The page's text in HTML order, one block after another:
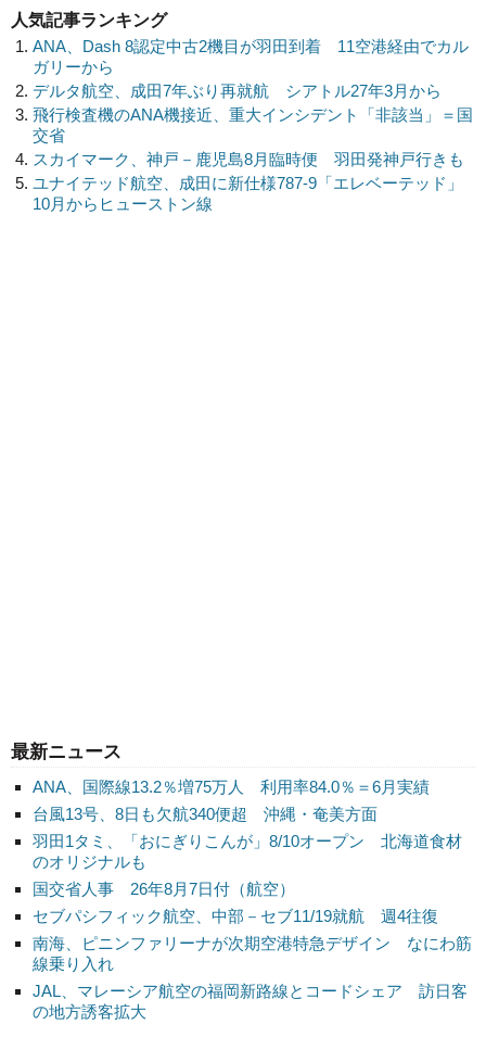
最新ニュース
ANA、国際線13.2％増75万人 利用率84.0％＝6月実績
台風13号、8日も欠航340便超 沖縄・奄美方面
羽田1タミ、「おにぎりこんが」8/10オープン 北海道食材
のオリジナルも
国交省人事 26年8月7日付（航空）
セブパシフィック航空、中部－セブ11/19就航 週4往復
南海、ピニンファリーナが次期空港特急デザイン なにわ筋
線乗り入れ
JAL、マレーシア航空の福岡新路線とコードシェア 訪日客
の地方誘客拡大
人気記事ランキング
ANA、Dash 8認定中古2機目が羽田到着 11空港経由でカル
ガリーから
デルタ航空、成田7年ぶり再就航 シアトル27年3月から
飛行検査機のANA機接近、重大インシデント「非該当」＝国
交省
スカイマーク、神戸－鹿児島8月臨時便 羽田発神戸行きも
ユナイテッド航空、成田に新仕様787-9「エレベーテッド」
10月からヒューストン線